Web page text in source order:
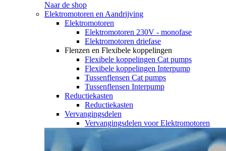
Naar de shop
Elektromotoren en Aandrijving
Elektromotoren
Elektromotoren 230V - monofase
Elektromotoren driefase
Flenzen en Flexibele koppelingen
Flexibele koppelingen Cat pumps
Flexibele koppelingen Interpump
Tussenflensen Cat pumps
Tussenflensen Interpump
Reductiekasten
Reductiekasten
Vervangingsdelen
Vervangingsdelen voor Elektromotoren